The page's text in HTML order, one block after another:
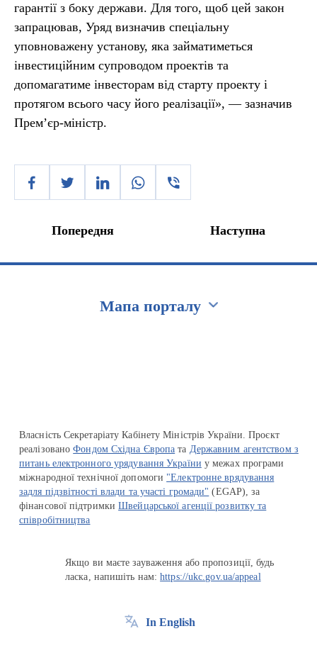
гарантії з боку держави. Для того, щоб цей закон
запрацював, Уряд визначив спеціальну
уповноважену установу, яка займатиметься
інвестиційним супроводом проектів та
допомагатиме інвесторам від старту проекту і
протягом всього часу його реалізації», — зазначив
Прем’єр-міністр.
Попередня Наступна
Мапа порталу
Власність Секретаріату Кабінету Міністрів України. Проєкт
реалізованоФондом Східна Європа та Державним агентством з
питань електронного урядування України у межах програми
міжнародної технічної допомоги "Електронне врядування
задля підзвітності влади та участі громади" (EGAP), за
фінансової підтримкиШвейцарської агенції розвитку та
співробітництва
Якщо ви маєте зауваження або пропозиції, будь
ласка, напишіть нам:https://ukc.gov.ua/appeal
In English